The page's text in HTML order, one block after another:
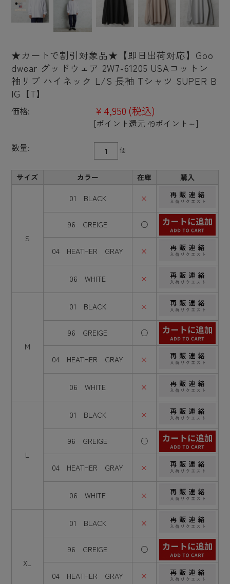
★カートで割引対象品★【即日出荷対応】Goo
dwear グッドウェア 2W7-61205 USAコットン
袖リブ ハイネック L/S 長袖 Tシャツ SUPER B
IG【T】
価格: ¥4,950 (税込)
[ポイント還元 49ポイント～]
数量:
個
サイズ カラー 在庫 購入
S
01 BLACK ×
96 GREIGE ○
04 HEATHER GRAY ×
06 WHITE ×
M
01 BLACK ×
96 GREIGE ○
04 HEATHER GRAY ×
06 WHITE ×
L
01 BLACK ×
96 GREIGE ○
04 HEATHER GRAY ×
06 WHITE ×
XL
01 BLACK ×
96 GREIGE ○
04 HEATHER GRAY ×